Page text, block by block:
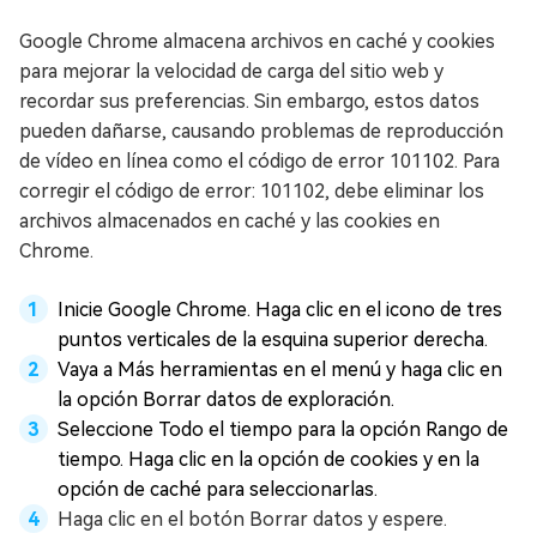
Google Chrome almacena archivos en caché y cookies
para mejorar la velocidad de carga del sitio web y
recordar sus preferencias. Sin embargo, estos datos
pueden dañarse, causando problemas de reproducción
de vídeo en línea como el código de error 101102. Para
corregir el código de error: 101102, debe eliminar los
archivos almacenados en caché y las cookies en
Chrome.
Inicie Google Chrome. Haga clic en el icono de tres
puntos verticales de la esquina superior derecha.
Vaya a Más herramientas en el menú y haga clic en
la opción Borrar datos de exploración.
Seleccione Todo el tiempo para la opción Rango de
tiempo. Haga clic en la opción de cookies y en la
opción de caché para seleccionarlas.
Haga clic en el botón Borrar datos y espere.